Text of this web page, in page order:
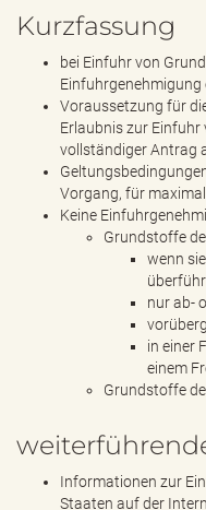
Kurzfassung
bei Einfuhr von
Einfuhrgenehmigung
Voraussetzung für
Erlaubnis zur
vollständiger Antrag
Vorgang, für
Keine
Grundstoffe
wenn
nur ab-
in einer
einem
Grundstoffe
Informationen zur
Staaten auf der